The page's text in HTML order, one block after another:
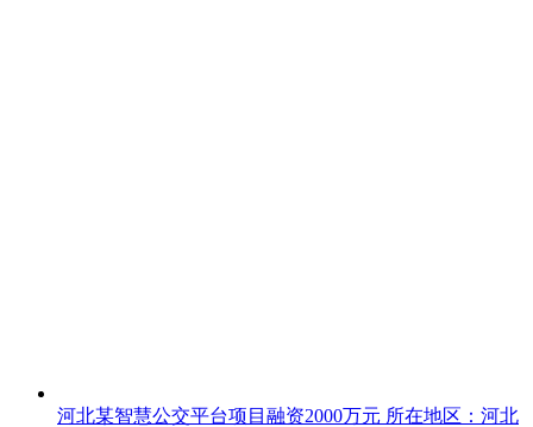
河北某智慧公交平台项目融资2000万元 所在地区：河北